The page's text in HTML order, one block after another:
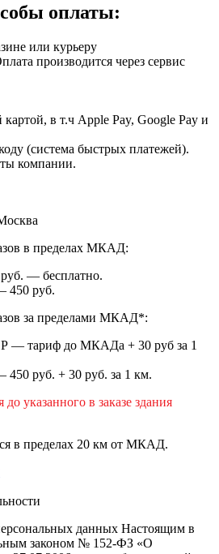
оплаты:
или курьеру
производится через сервис
картой, в т.ч Apple Pay, Google Pay и
(система быстрых платежей).
компании.
в пределах МКАД:
руб. — бесплатно.
450 руб.
за пределами МКАД*:
Р — тариф до МКАДа + 30 руб за 1
450 руб. + 30 руб. за 1 км.
до указанного в заказе здания
в пределах 20 км от МКАД.
данных Настоящим в
законом № 152-ФЗ «О